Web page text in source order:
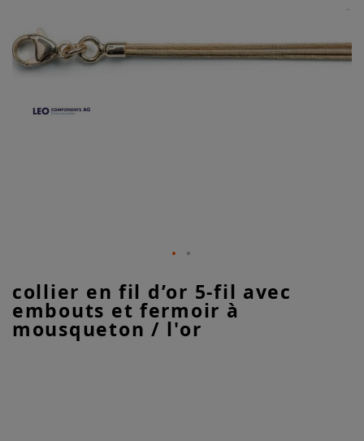
collier en fil d’or 5-fil avec
embouts et fermoir à
mousqueton / l'or
to
the
beginning
of